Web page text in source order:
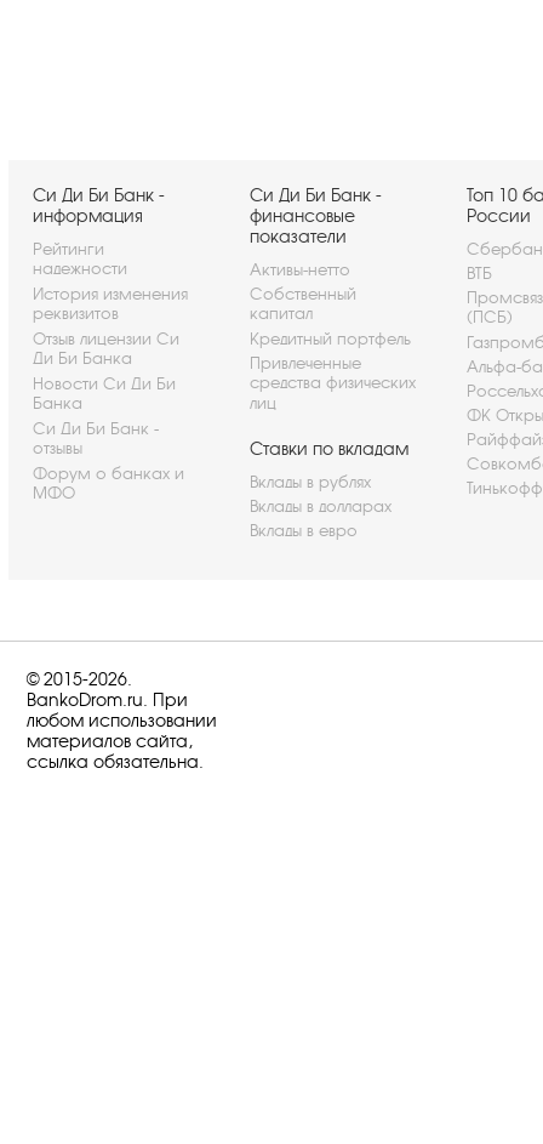
Си Ди Би Банк -
информация
Рейтинги
надежности
История изменения
реквизитов
Отзыв лицензии Си
Ди Би Банка
Новости Си Ди Би
Банка
Си Ди Би Банк -
отзывы
Форум о банках и
МФО
Си Ди Би Банк -
финансовые
показатели
Активы-нетто
Собственный
капитал
Кредитный портфель
Привлеченные
средства физических
лиц
Ставки по вкладам
Вклады в рублях
Вклады в долларах
Вклады в евро
Топ 10
России
ВТБ
(ПСБ)
Альфа-
ФК
© 2015-2026.
BankoDrom.ru. При
любом использовании
материалов сайта,
ссылка обязательна.